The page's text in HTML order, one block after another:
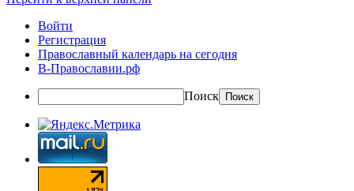
Войти
Регистрация
Православный календарь на сегодня
В-Православии.рф
Поиск